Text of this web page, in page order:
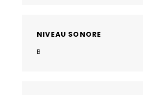
NIVEAU SONORE
B